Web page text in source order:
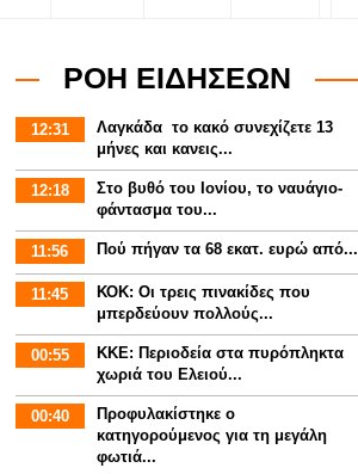
ΡΟΗ ΕΙΔΗΣΕΩΝ
12:31
Λαγκάδα το κακό συνεχίζετε 13
μήνες και κανεις...
12:18
Στο βυθό του Ιονίου, το ναυάγιο-
φάντασμα του...
11:56 Πού πήγαν τα 68 εκατ. ευρώ από...
11:45
ΚΟΚ: Οι τρεις πινακίδες που
μπερδεύουν πολλούς...
00:55
ΚΚΕ: Περιοδεία στα πυρόπληκτα
χωριά του Ελειού...
00:40
Προφυλακίστηκε ο
κατηγορούμενος για τη μεγάλη
φωτιά...